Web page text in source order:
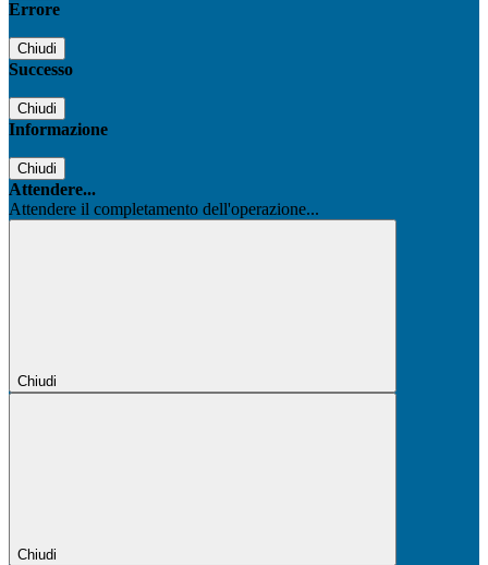
Errore
Chiudi
Successo
Chiudi
Informazione
Chiudi
Attendere...
Attendere il completamento dell'operazione...
Chiudi
Chiudi